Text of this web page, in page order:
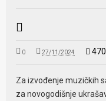
0 27/11/2024 470
Za izvođenje muzičkih
za novogodišnje